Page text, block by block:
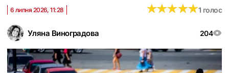
Уляна Виноградова 204
6 липня 2026, 11:28 ★★★★★
★★★★★1 голос